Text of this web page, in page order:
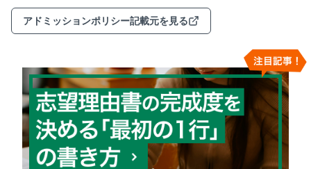
アドミッションポリシー記載元を見る